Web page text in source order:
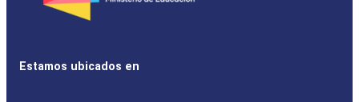
Estamos ubicados en